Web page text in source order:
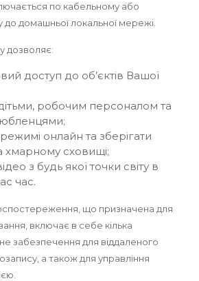
по кабельному або
домашньої локальної мережі.
дозволяє:
доступ до об’єктів Вашої
робочим персоналом та
онлайн та зберігати
хмарному сховищі;
з будь якої точки світу в
час.
що призначена для
включає в себе кілька
забезпечення для віддаленого
а також для управління